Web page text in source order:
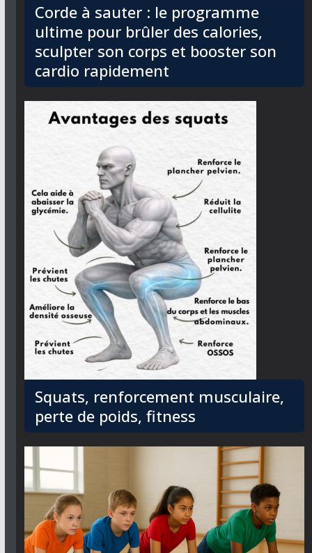
Corde à sauter : le programme
ultime pour brûler des calories,
sculpter son corps et booster son
cardio rapidement
Squats, renforcement musculaire,
perte de poids, fitness